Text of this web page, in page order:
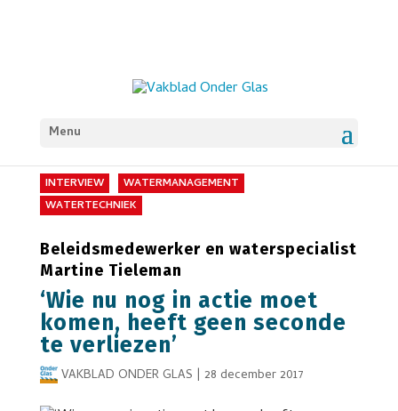
Menu
INTERVIEW
WATERMANAGEMENT
WATERTECHNIEK
Beleidsmedewerker en waterspecialist
Martine Tieleman
‘Wie nu nog in actie moet
komen, heeft geen seconde
te verliezen’
VAKBLAD ONDER GLAS | 28 december 2017